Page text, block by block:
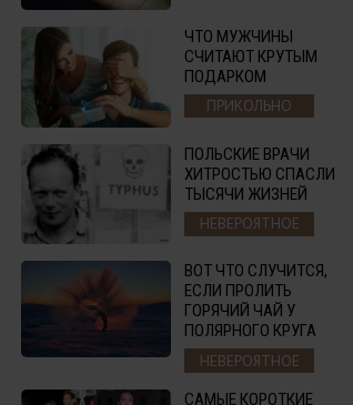
ЧТО МУЖЧИНЫ
СЧИТАЮТ КРУТЫМ
ПОДАРКОМ
ПРИКОЛЬНО
ПОЛЬСКИЕ ВРАЧИ
ХИТРОСТЬЮ СПАСЛИ
ТЫСЯЧИ ЖИЗНЕЙ
НЕВЕРОЯТНОЕ
ВОТ ЧТО СЛУЧИТСЯ,
ЕСЛИ ПРОЛИТЬ
ГОРЯЧИЙ ЧАЙ У
ПОЛЯРНОГО КРУГА
НЕВЕРОЯТНОЕ
САМЫЕ КОРОТКИЕ